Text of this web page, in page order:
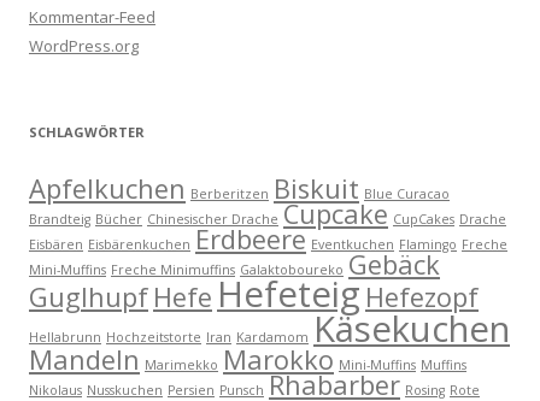
Kommentar-Feed
WordPress.org
SCHLAGWÖRTER
Apfelkuchen Berberitzen Biskuit Blue Curacao
Brandteig Bücher Chinesischer Drache Cupcake CupCakes Drache
Eisbären Eisbärenkuchen Erdbeere Eventkuchen Flamingo Freche
Mini-Muffins Freche Minimuffins Galaktoboureko Gebäck
Guglhupf HefeHefeteig Hefezopf
Hellabrunn Hochzeitstorte Iran Kardamom Käsekuchen
Mandeln Marimekko Marokko Mini-Muffins Muffins
Nikolaus Nusskuchen Persien Punsch Rhabarber Rosing Rote